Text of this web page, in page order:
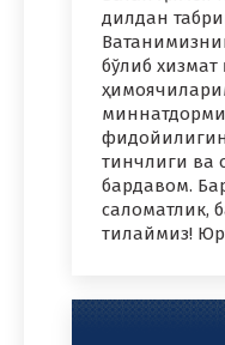
дилдан
бўлиб хизмат
тинчлиги ва
бардавом.
саломатлик,
тилаймиз!